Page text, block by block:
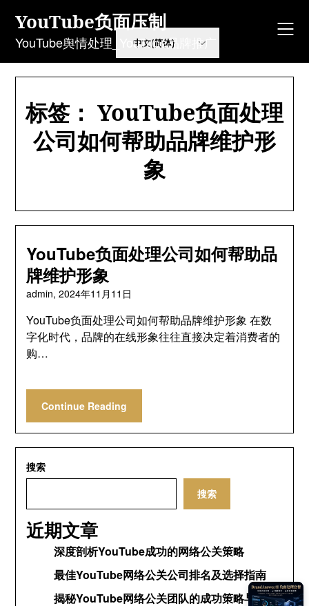
content
YouTube负面压制
YouTube舆情处理_YouTube品牌推广
标签： YouTube负面处理
公司如何帮助品牌维护形
象
YouTube负面处理公司如何帮助品
牌维护形象
admin,2024年11月11日
YouTube负面处理公司如何帮助品牌维护形象 在数
字化时代，品牌的在线形象往往直接决定着消费者的
购…
Continue Reading
搜索
搜索
近期文章
深度剖析YouTube成功的网络公关策略
最佳YouTube网络公关公司排名及选择指南
揭秘YouTube网络公关团队的成功策略与运营